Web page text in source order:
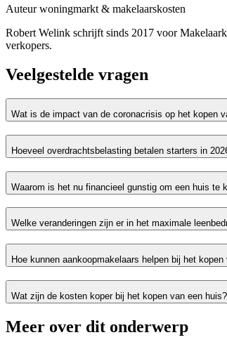
Auteur woningmarkt & makelaarskosten
Robert Welink schrijft sinds 2017 voor
verkopers.
Veelgestelde vragen
Wat is de impact van de coronacrisis op het kopen
Hoeveel overdrachtsbelasting betalen starters in
Waarom is het nu financieel gunstig om een huis te
Welke veranderingen zijn er in het maximale
Hoe kunnen aankoopmakelaars helpen bij het
Wat zijn de kosten koper bij het kopen van een huis?
Meer over dit onderwerp